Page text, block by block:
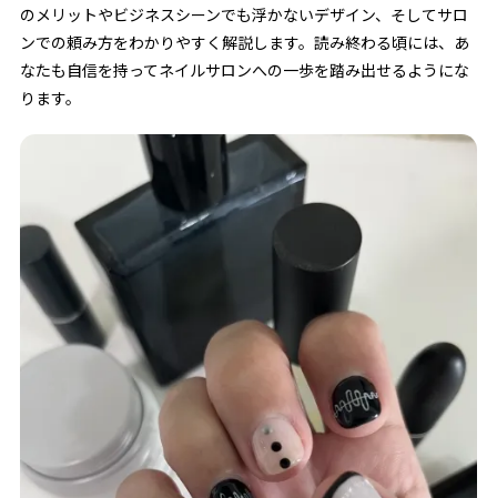
のメリットやビジネスシーンでも浮かないデザイン、そしてサロ
ンでの頼み方をわかりやすく解説します。読み終わる頃には、あ
なたも自信を持ってネイルサロンへの一歩を踏み出せるようにな
ります。